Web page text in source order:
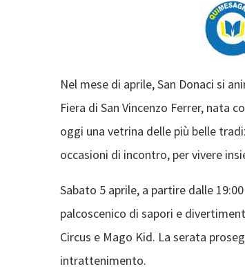
Nel mese di aprile, San Donaci si
Fiera di San Vincenzo Ferrer, nata
oggi una vetrina delle più belle
occasioni di incontro, per vivere
Sabato 5 aprile, a partire dalle
palcoscenico di sapori e
Circus e Mago Kid. La serata
intrattenimento.